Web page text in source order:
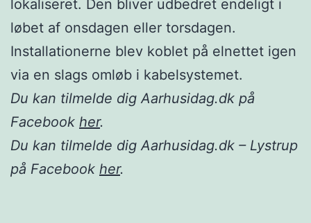
lokaliseret. Den bliver udbedret endeligt i
løbet af onsdagen eller torsdagen.
Installationerne blev koblet på elnettet igen
via en slags omløb i kabelsystemet.
Du kan tilmelde dig Aarhusidag.dk på
Facebook her.
Du kan tilmelde dig Aarhusidag.dk – Lystrup
på Facebook her.